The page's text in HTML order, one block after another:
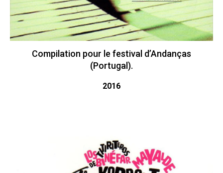
Compilation pour le festival d’Andanças
(Portugal).
2016